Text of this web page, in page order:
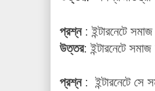
প্রশ্ন: ইন্টারনেটে
উত্তর: ইন্টারনেটে
প্রশ্ন: ইন্টারনেটে সে